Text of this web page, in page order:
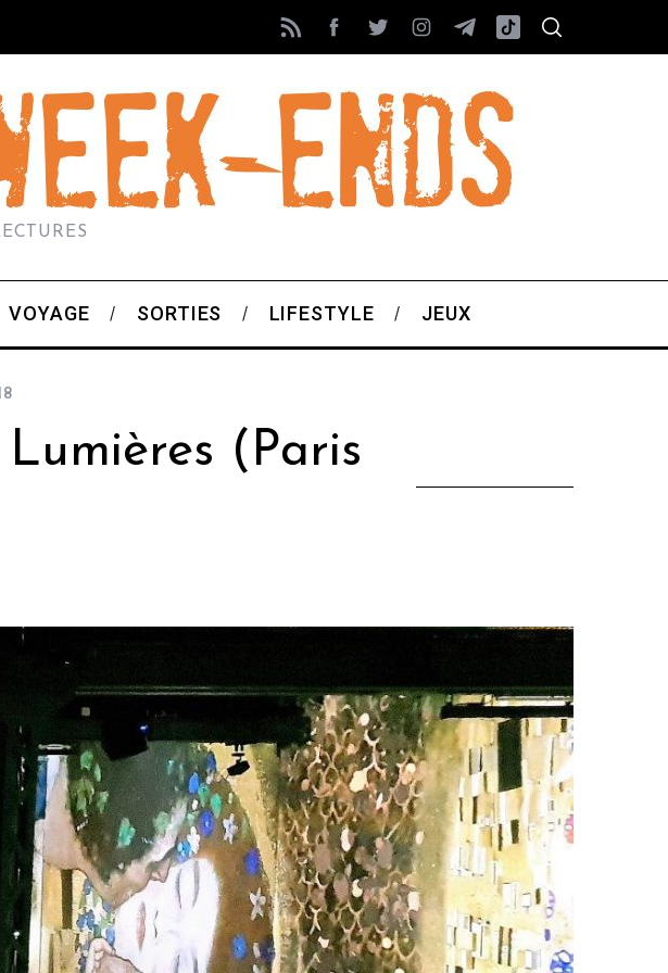
VOYAGE SORTIES LIFESTYLE JEUX
(Paris